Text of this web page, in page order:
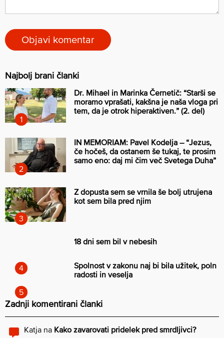
Najbolj brani članki
Dr. Mihael in Marinka Černetič: “Starši se
moramo vprašati, kakšna je naša vloga pri
tem, da je otrok hiperaktiven.” (2. del)
IN MEMORIAM: Pavel Kodelja – “Jezus,
če hočeš, da ostanem še tukaj, te prosim
samo eno: daj mi čim več Svetega Duha”
Z dopusta sem se vrnila še bolj utrujena
kot sem bila pred njim
18 dni sem bil v nebesih
Spolnost v zakonu naj bi bila užitek, poln
radosti in veselja
Zadnji komentirani članki
Katja na Kako zavarovati pridelek pred smrdljivci?